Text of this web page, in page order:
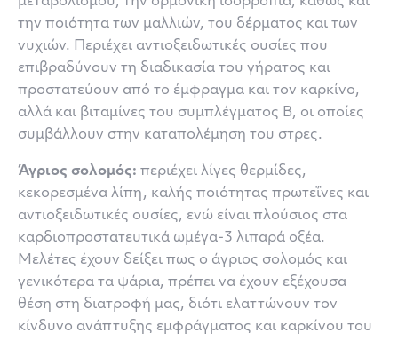
την ποιότητα των μαλλιών, του δέρματος και των
νυχιών. Περιέχει αντιοξειδωτικές ουσίες που
επιβραδύνουν τη διαδικασία του γήρατος και
προστατεύουν από το έμφραγμα και τον καρκίνο,
αλλά και βιταμίνες του συμπλέγματος Β, οι οποίες
συμβάλλουν στην καταπολέμηση του στρες.
Άγριος σολομός: περιέχει λίγες θερμίδες,
κεκορεσμένα λίπη, καλής ποιότητας πρωτεΐνες και
αντιοξειδωτικές ουσίες, ενώ είναι πλούσιος στα
καρδιοπροστατευτικά ωμέγα-3 λιπαρά οξέα.
Μελέτες έχουν δείξει πως ο άγριος σολομός και
γενικότερα τα ψάρια, πρέπει να έχουν εξέχουσα
θέση στη διατροφή μας, διότι ελαττώνουν τον
κίνδυνο ανάπτυξης εμφράγματος και καρκίνου του